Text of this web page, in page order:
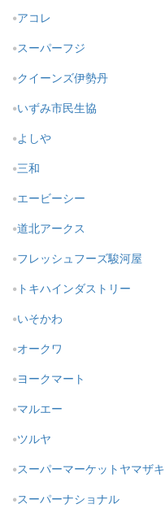
アコレ
スーパーフジ
クイーンズ伊勢丹
いずみ市民生協
よしや
三和
エービーシー
道北アークス
フレッシュフーズ駿河屋
トキハインダストリー
いそかわ
オークワ
ヨークマート
マルエー
ツルヤ
スーパーマーケットヤマザキ
スーパーナショナル